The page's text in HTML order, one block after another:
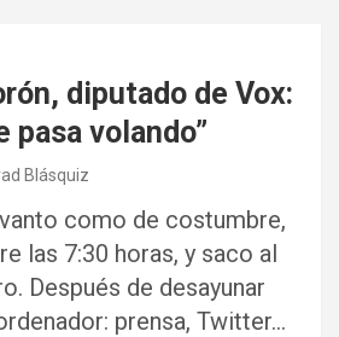
diputado de Vox:
pasa volando”
Blásquiz
como de costumbre,
las 7:30 horas, y saco al
Después de desayunar
prensa, Twitter…